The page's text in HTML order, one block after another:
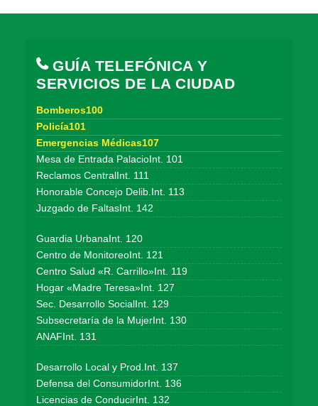
GUÍA TELEFÓNICA Y
SERVICIOS DE LA CIUDAD
Bomberos100
Policía101
Emergencias Médicas107
Mesa de Entrada PalacioInt. 101
Reclamos CentralInt. 111
Honorable Concejo Delib.Int. 113
Juzgado de FaltasInt. 142
Guardia UrbanaInt. 120
Centro de MonitoreoInt. 121
Centro Salud «R. Carrillo»Int. 119
Hogar «Madre Teresa»Int. 127
Sec. Desarrollo SocialInt. 129
Subsecretaría de la MujerInt. 130
ANAFInt. 131
Desarrollo Local y Prod.Int. 137
Defensa del ConsumidorInt. 136
Licencias de ConducirInt. 132